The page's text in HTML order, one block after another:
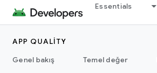
Essentials
APP QUALITY
Genel bakış
Temel değer